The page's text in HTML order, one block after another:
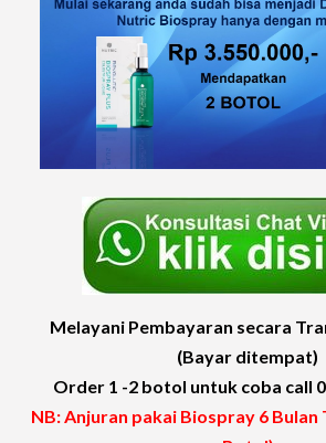
Melayani Pembayaran secara
(Bayar ditempat)
Order 1 -2 botol untuk coba call
NB: Anjuran pakai Biospray 6 Bulan